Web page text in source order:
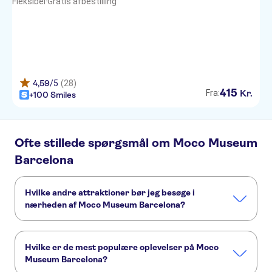
4,59/5 (28)
+100 Smiles
Fra:415 Kr.
Ofte stillede spørgsmål om Moco Museum
Barcelona
Hvilke andre attraktioner bør jeg besøge i
nærheden af Moco Museum Barcelona?
Sagrada Familia
Park Güell
Hvilke er de mest populære oplevelser på Moco
Museum Barcelona?